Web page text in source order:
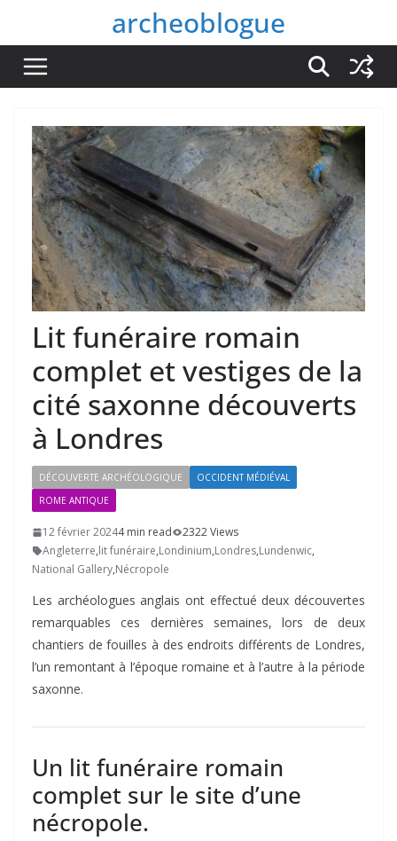
contenu
archeoblogue
Lit funéraire romain
complet et vestiges de la
cité saxonne découverts
à Londres
DÉCOUVERTE ARCHÉOLOGIQUE
OCCIDENT MÉDIÉVAL
ROME ANTIQUE
12 février 20244 min read
2322 Views
Angleterre,lit funéraire,Londinium,Londres,Lundenwic,
National Gallery,Nécropole
Les archéologues anglais ont effectué deux découvertes
remarquables ces dernières semaines, lors de deux
chantiers de fouilles à des endroits différents de Londres,
l’un remontant à l’époque romaine et à l’autre à la période
saxonne.
Un lit funéraire romain
complet sur le site d’une
nécropole.